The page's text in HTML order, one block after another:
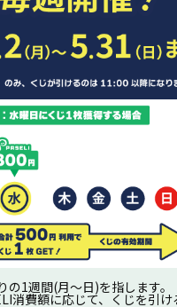
の1週間(月～日)を指します。
消費額に応じて、くじを引け